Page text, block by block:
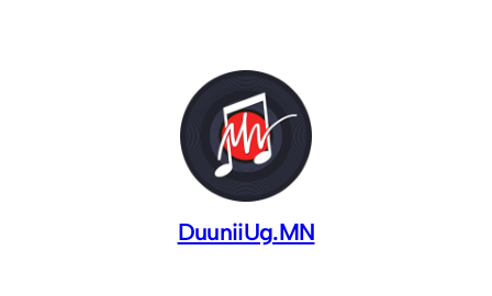
DuuniiUg.MN